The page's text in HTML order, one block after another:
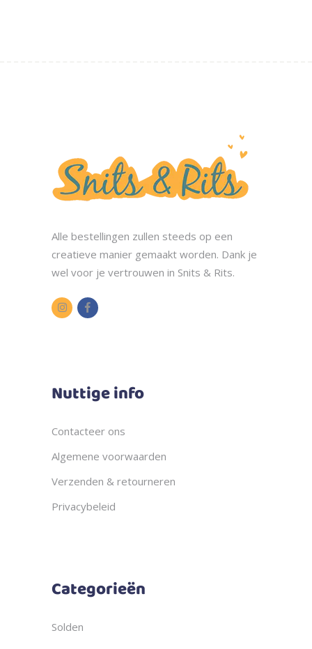
Alle bestellingen zullen steeds op een
creatieve manier gemaakt worden. Dank je
wel voor je vertrouwen in Snits & Rits.
Nuttige info
Contacteer ons
Algemene voorwaarden
Verzenden & retourneren
Privacybeleid
Categorieën
Solden